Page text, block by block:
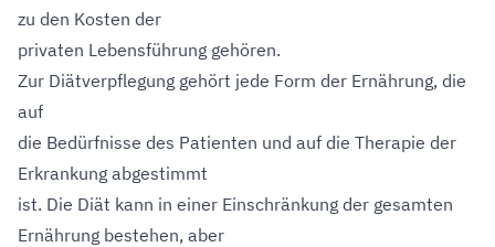
zu den Kosten der
privaten Lebensführung gehören.
Zur Diätverpflegung gehört jede Form der Ernährung, die
auf
die Bedürfnisse des Patienten und auf die Therapie der
Erkrankung abgestimmt
ist. Die Diät kann in einer Einschränkung der gesamten
Ernährung bestehen, aber